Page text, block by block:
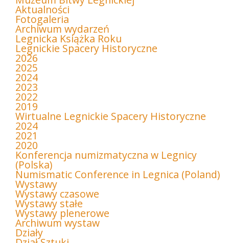
Aktualności
Fotogaleria
Archiwum wydarzeń
Legnicka Książka Roku
Legnickie Spacery Historyczne
2026
2025
2024
2023
2022
2019
Wirtualne Legnickie Spacery Historyczne
2024
2021
2020
Konferencja numizmatyczna w Legnicy
(Polska)
Numismatic Conference in Legnica (Poland)
Wystawy
Wystawy czasowe
Wystawy stałe
Wystawy plenerowe
Archiwum wystaw
Działy